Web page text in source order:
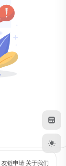
友链申请 关于我们